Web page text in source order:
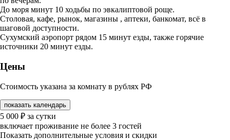
До моря минут 10 ходьбы по эвкалиптовой роще.
Столовая, кафе, рынок, магазины , аптеки, банкомат, всё в
шаговой доступности.
Сухумский аэропорт рядом 15 минут езды, также горячие
источники 20 минут езды.
Цены
Стоимость указана за комнату в рублях РФ
показать календарь
5 000 ₽ за сутки
включает проживание не более 3 гостей
Показать дополнительные условия и скидки